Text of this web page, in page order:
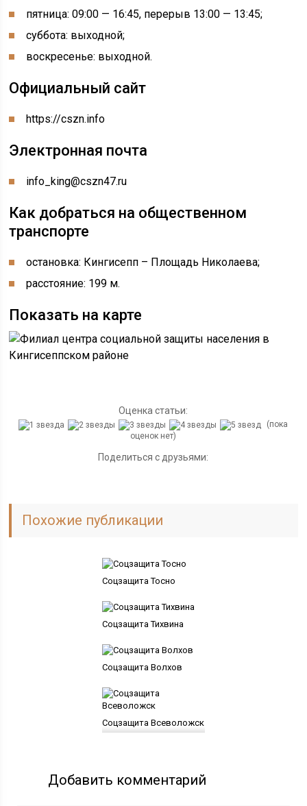
пятница: 09:00 — 16:45, перерыв 13:00 — 13:45;
суббота: выходной;
воскресенье: выходной.
Официальный сайт
https://cszn.info
Электронная почта
info_king@cszn47.ru
Как добраться на общественном
транспорте
остановка: Кингисепп – Площадь Николаева;
расстояние: 199 м.
Показать на карте
Оценка статьи:
(пока
оценок нет)
Поделиться с друзьями:
Похожие публикации
Соцзащита Тосно
Соцзащита Тихвина
Соцзащита Волхов
Соцзащита Всеволожск
Добавить комментарий